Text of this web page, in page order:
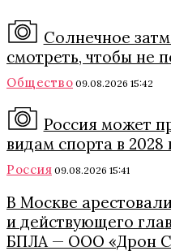
Солнечное
смотреть, чтобы не
Общество 09.08.2026 15:42
Россия может
видам спорта в 2028
Россия 09.08.2026 15:41
В Москве
и действующего
БПЛА — ООО «Дрон